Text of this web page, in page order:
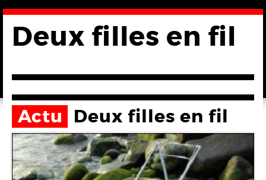
Deux filles en fil
Actu Deux filles en fil